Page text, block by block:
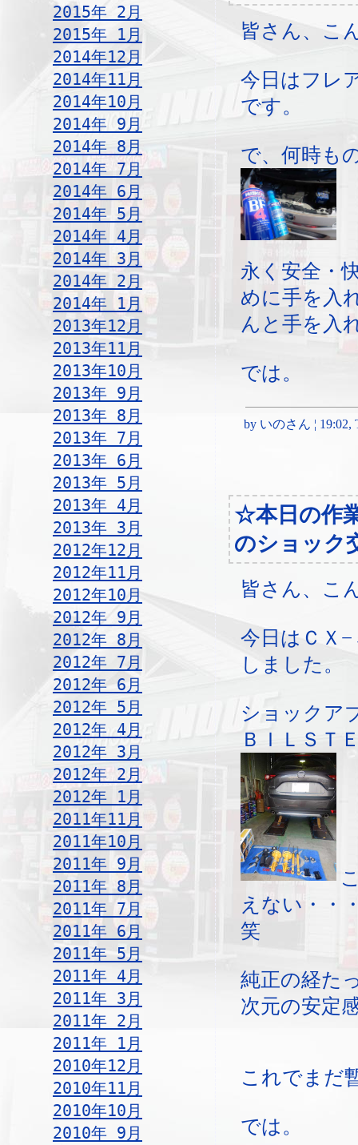
2015年 2月
2015年 1月
2014年12月
2014年11月
2014年10月
2014年 9月
2014年 8月
2014年 7月
2014年 6月
2014年 5月
2014年 4月
2014年 3月
2014年 2月
2014年 1月
2013年12月
2013年11月
2013年10月
2013年 9月
2013年 8月
2013年 7月
2013年 6月
2013年 5月
2013年 4月
2013年 3月
2012年12月
2012年11月
2012年10月
2012年 9月
2012年 8月
2012年 7月
2012年 6月
2012年 5月
2012年 4月
2012年 3月
2012年 2月
2012年 1月
2011年11月
2011年10月
2011年 9月
2011年 8月
2011年 7月
2011年 6月
2011年 5月
2011年 4月
2011年 3月
2011年 2月
2011年 1月
2010年12月
2010年11月
2010年10月
2010年 9月
皆さん、こ
今日はフレ
です。
で、何時も
永く安全・
めに手を入
んと手を入
では。
by いのさん ¦ 19:02,
☆本日の作
のショック
皆さん、こ
今日はＣＸ
しました。
ショックア
ＢＩＬＳＴ
えない・・
笑
純正の経た
次元の安定
これでまだ
では。